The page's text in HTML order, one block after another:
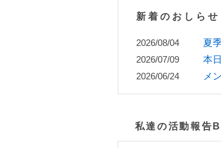
新着のおしらせ
2026/08/04
夏
2026/07/09
本
2026/06/24
メ
私達の活動報告